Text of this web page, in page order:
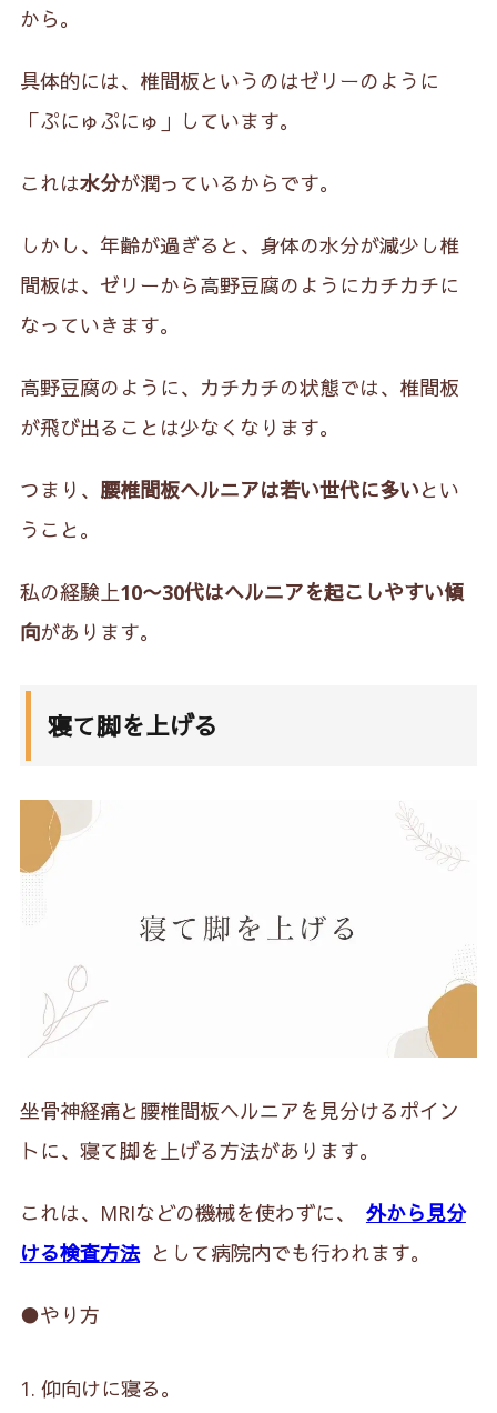
から。
具体的には、椎間板というのはゼリーのように
「ぷにゅぷにゅ」しています。
これは水分が潤っているからです。
しかし、年齢が過ぎると、身体の水分が減少し椎
間板は、ゼリーから高野豆腐のようにカチカチに
なっていきます。
高野豆腐のように、カチカチの状態では、椎間板
が飛び出ることは少なくなります。
つまり、 腰椎間板ヘルニアは若い世代に多いとい
うこと。
私の経験上10〜30代はヘルニアを起こしやすい傾
向があります。
寝て脚を上げる
坐骨神経痛と腰椎間板ヘルニアを見分けるポイン
トに、寝て脚を上げる方法があります。
これは、MRIなどの機械を使わずに、
外から見分
ける検査方法 として病院内でも行われます。
●やり方
仰向けに寝る。